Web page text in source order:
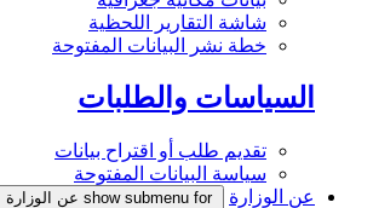
شاشة التقارير اللحظية
خطة نشر البيانات المفتوحة
السياسات والطلبات
تقديم طلب أو اقتراح بيانات
سياسة البيانات المفتوحة
عن الوزارة
show submenu for عن الوزارة